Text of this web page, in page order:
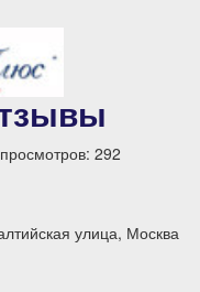
292
улица, Москва